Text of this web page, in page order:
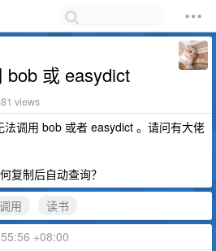
bob 或 easydict
views
调用 bob 或者 easydict 。请问有大佬
复制后自动查询？
调用
读书
+08:00